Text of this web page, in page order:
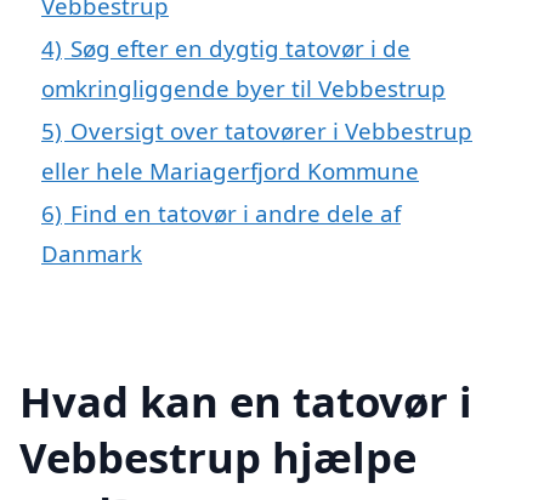
4) Søg efter en dygtig tatovør i de
omkringliggende byer til Vebbestrup
5) Oversigt over tatovører i Vebbestrup
eller hele Mariagerfjord Kommune
6) Find en tatovør i andre dele af
Danmark
Hvad kan en tatovør i
Vebbestrup hjælpe